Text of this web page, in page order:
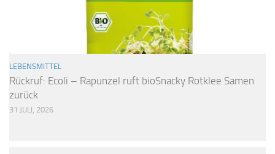
LEBENSMITTEL
Rückruf: Ecoli – Rapunzel ruft bioSnacky Rotklee Samen
zurück
31 JULI, 2026